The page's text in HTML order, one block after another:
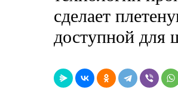
сделает
доступной для